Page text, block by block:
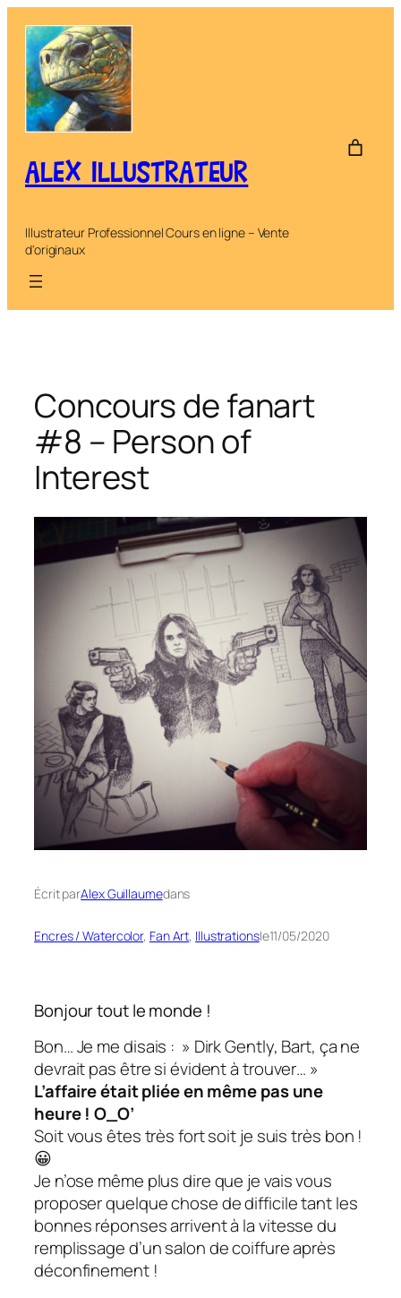
contenu
ALEX ILLUSTRATEUR
Illustrateur Professionnel Cours en ligne – Vente
d'originaux
Concours de fanart
#8 – Person of
Interest
Écrit parAlex Guillaumedans
Encres / Watercolor, Fan Art, Illustrationsle11/05/2020
Bonjour tout le monde !
Bon… Je me disais : » Dirk Gently, Bart, ça ne
devrait pas être si évident à trouver… »
L’affaire était pliée en même pas une
heure ! O_O’
Soit vous êtes très fort soit je suistrès bon !
😀
Je n’ose même plus dire que je vais vous
proposer quelque chose de difficile tant les
bonnes réponses arrivent à la vitesse du
remplissage d’un salon de coiffure après
déconfinement !